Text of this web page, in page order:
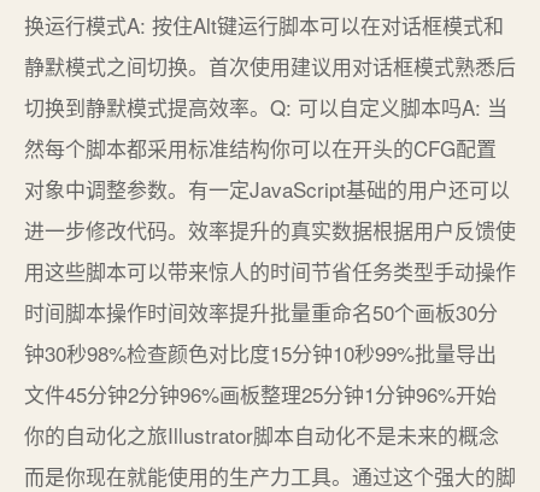
换运行模式A: 按住Alt键运行脚本可以在对话框模式和
静默模式之间切换。首次使用建议用对话框模式熟悉后
切换到静默模式提高效率。Q: 可以自定义脚本吗A: 当
然每个脚本都采用标准结构你可以在开头的CFG配置
对象中调整参数。有一定JavaScript基础的用户还可以
进一步修改代码。效率提升的真实数据根据用户反馈使
用这些脚本可以带来惊人的时间节省任务类型手动操作
时间脚本操作时间效率提升批量重命名50个画板30分
钟30秒98%检查颜色对比度15分钟10秒99%批量导出
文件45分钟2分钟96%画板整理25分钟1分钟96%开始
你的自动化之旅Illustrator脚本自动化不是未来的概念
而是你现在就能使用的生产力工具。通过这个强大的脚